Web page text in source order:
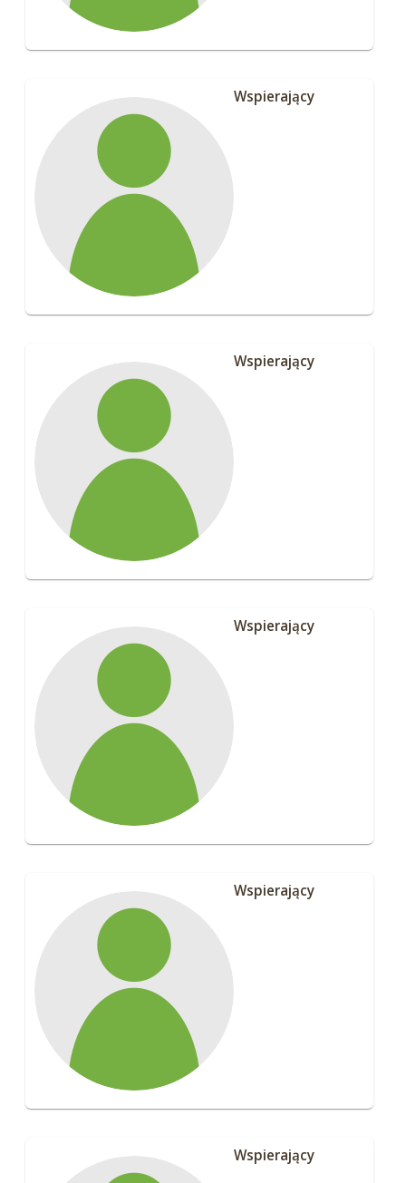
Wspierający
Wspierający
Wspierający
Wspierający
Wspierający